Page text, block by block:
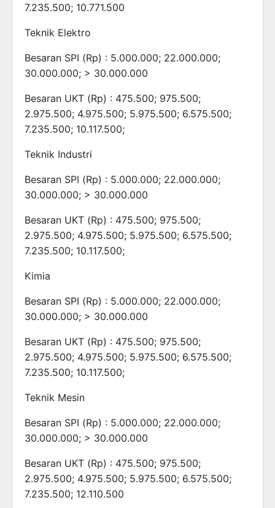
7.235.500; 10.771.500
Teknik Elektro
Besaran SPI (Rp) : 5.000.000; 22.000.000;
30.000.000; > 30.000.000
Besaran UKT (Rp) : 475.500; 975.500;
2.975.500; 4.975.500; 5.975.500; 6.575.500;
7.235.500; 10.117.500;
Teknik Industri
Besaran SPI (Rp) : 5.000.000; 22.000.000;
30.000.000; > 30.000.000
Besaran UKT (Rp) : 475.500; 975.500;
2.975.500; 4.975.500; 5.975.500; 6.575.500;
7.235.500; 10.117.500;
Kimia
Besaran SPI (Rp) : 5.000.000; 22.000.000;
30.000.000; > 30.000.000
Besaran UKT (Rp) : 475.500; 975.500;
2.975.500; 4.975.500; 5.975.500; 6.575.500;
7.235.500; 10.117.500;
Teknik Mesin
Besaran SPI (Rp) : 5.000.000; 22.000.000;
30.000.000; > 30.000.000
Besaran UKT (Rp) : 475.500; 975.500;
2.975.500; 4.975.500; 5.975.500; 6.575.500;
7.235.500; 12.110.500